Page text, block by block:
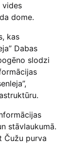
vides
dome.
kas
Dabas
slodzi
stāvlaukumā.
Čužu purva